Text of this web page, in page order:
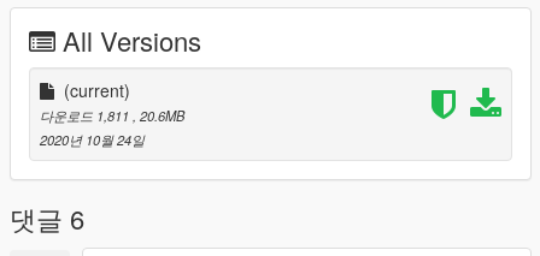
handelt es sich nur um Promis, die durch plastische Chirurgie
so dermaßen billig aussehen, dass selbst die Plastik-
Verkleidung des Rocker-Panels beim Passat wie Versailler
Blattgold anmutet.
Ich habe einen Traum, dass eines Tages nicht mehr die Likes
und Kommentare auf Instagramm gar unseren Wert als
Mensch bestimmen werden, sondern nur noch die Menge von
Sanifair-Bons in eines Jedermanns Passat!
All Versions
(current)
다운로드 1,811
, 20.6MB
2020년 10월 24일
댓글 6